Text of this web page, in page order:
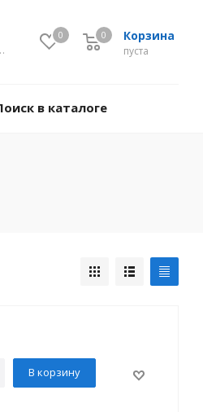
0 Корзина
0
пуста
0
в каталоге
В корзину